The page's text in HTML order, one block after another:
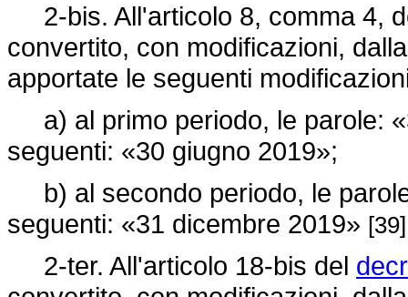
2-bis. All'articolo 8, comma 4,
convertito, con modificazioni,
apportate le seguenti
a) al primo periodo, le parole:
seguenti: «30 giugno 2019»;
b) al secondo periodo, le
seguenti: «31 dicembre 2019» [39]
2-ter. All'articolo 18-bis del